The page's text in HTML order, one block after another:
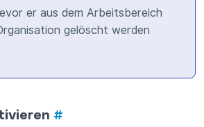
er aus dem Arbeitsbereich
gelöscht werden
#